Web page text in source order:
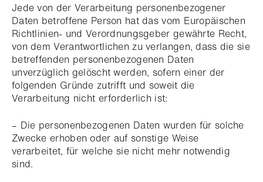
Jede von der Verarbeitung personenbezogener
Daten betroffene Person hat das vom Europäischen
Richtlinien- und Verordnungsgeber gewährte Recht,
von dem Verantwortlichen zu verlangen, dass die sie
betreffenden personenbezogenen Daten
unverzüglich gelöscht werden, sofern einer der
folgenden Gründe zutrifft und soweit die
Verarbeitung nicht erforderlich ist:
– Die personenbezogenen Daten wurden für solche
Zwecke erhoben oder auf sonstige Weise
verarbeitet, für welche sie nicht mehr notwendig
sind.